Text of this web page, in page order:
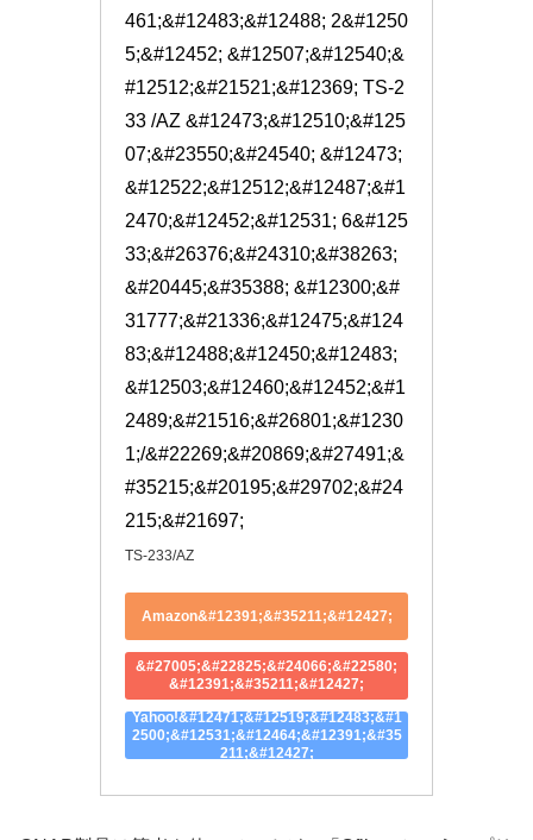
461;&#12483;&#12488; 2&#1250
5;&#12452; &#12507;&#12540;&
#12512;&#21521;&#12369; TS-2
33 /AZ &#12473;&#12510;&#125
07;&#23550;&#24540; &#12473;
&#12522;&#12512;&#12487;&#1
2470;&#12452;&#12531; 6&#125
33;&#26376;&#24310;&#38263;
&#20445;&#35388; &#12300;&#
31777;&#21336;&#12475;&#124
83;&#12488;&#12450;&#12483;
&#12503;&#12460;&#12452;&#1
2489;&#21516;&#26801;&#1230
1;/&#22269;&#20869;&#27491;&
#35215;&#20195;&#29702;&#24
215;&#21697;
TS-233/AZ
Amazon&#12391;&#35211;&#12427;
&#27005;&#22825;&#24066;&#22580;
&#12391;&#35211;&#12427;
Yahoo!&#12471;&#12519;&#12483;&#1
2500;&#12531;&#12464;&#12391;&#35
211;&#12427;